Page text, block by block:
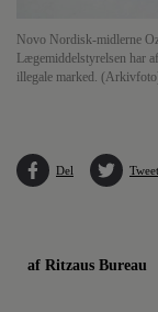
Novo Nordisk-midlerne
Lægemiddelstyrelsen har
illegale marked.
Del Tweet
af Ritzaus Bureau